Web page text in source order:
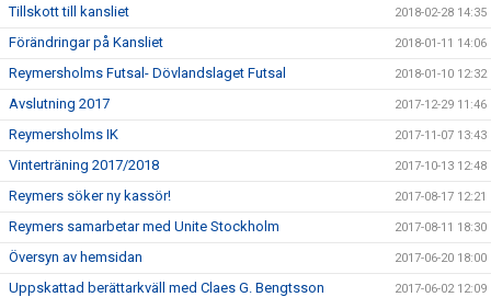
Tillskott till kansliet 2018-02-28 14:35
Förändringar på Kansliet 2018-01-11 14:06
Reymersholms Futsal- Dövlandslaget Futsal 2018-01-10 12:32
Avslutning 2017 2017-12-29 11:46
Reymersholms IK 2017-11-07 13:43
Vinterträning 2017/2018 2017-10-13 12:48
Reymers söker ny kassör! 2017-08-17 12:21
Reymers samarbetar med Unite Stockholm 2017-08-11 18:30
Översyn av hemsidan 2017-06-20 18:00
Uppskattad berättarkväll med Claes G. Bengtsson 2017-06-02 12:09